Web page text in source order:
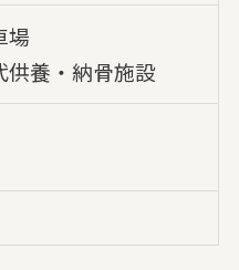
場
供養・納骨施設